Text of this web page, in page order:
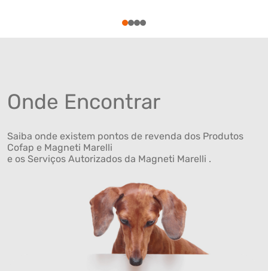
1234
Onde Encontrar
Saiba onde existem pontos de revenda dos Produtos
Cofap e Magneti Marelli
e os Serviços Autorizados da Magneti Marelli .